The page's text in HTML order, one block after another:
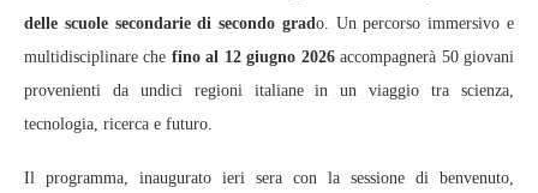
delle scuole secondarie di secondo grad o. Un percorso immersivo e
multidisciplinare che fino al 12 giugno 2026accompagnerà 50 giovani
provenienti da undici regioni italiane in un viaggio tra scienza,
tecnologia, ricerca e futuro.
Il programma, inaugurato ieri sera con la sessione di benvenuto,